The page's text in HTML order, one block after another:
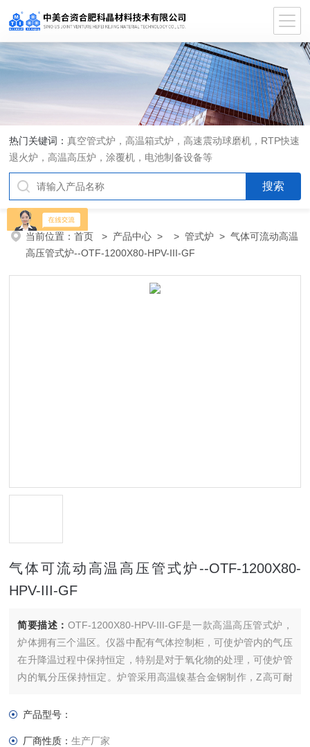
热门关键词：真空管式炉，高温箱式炉，高速震动球磨机，RTP快速
退火炉，高温高压炉，涂覆机，电池制备设备等
当前位置：首页 > 产品中心 > >管式炉 > 气体可流动高温
高压管式炉--OTF-1200X80-HPV-III-GF
气体可流动高温高压管式炉--OTF-1200X80-
HPV-III-GF
简要描述： OTF-1200X80-HPV-III-GF是一款高温高压管式炉，
炉体拥有三个温区。仪器中配有气体控制柜，可使炉管内的气压
在升降温过程中保持恒定，特别是对于氧化物的处理，可使炉管
内的氧分压保持恒定。炉管采用高温镍基合金钢制作，Z高可耐
瓷进行热处理。
产品型号：
厂商性质：生产厂家